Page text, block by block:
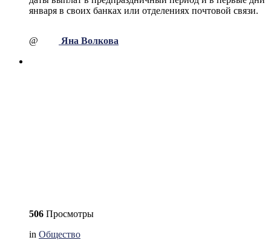
января в своих банках или отделениях почтовой связи.
@ Яна Волкова
506 Просмотры
in Общество